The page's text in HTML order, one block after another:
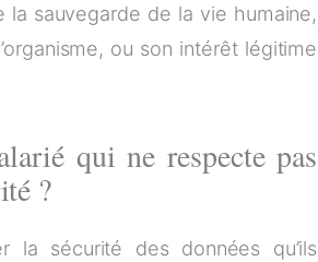
la sauvegarde de la vie humaine,
ou son intérêt légitime
qui ne respecte pas
?
la sécurité des données qu’ils